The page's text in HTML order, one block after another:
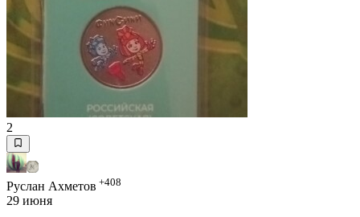
2
Руслан Ахметов +408
29 июня